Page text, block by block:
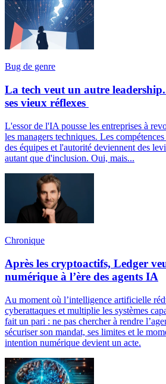
Bug de genre
La tech veut un autre
ses vieux réflexes
L'essor de l'IA pousse les entreprises à
les managers techniques. Les
des équipes et l'autorité deviennent des
autant que d'inclusion. Oui, mais...
Chronique
Après les cryptoactifs, Ledger
numérique à l’ère des agents IA
Au moment où l’intelligence artificielle
cyberattaques et multiplie les systèmes
fait un pari : ne pas chercher à rendre
sécuriser son mandat, ses limites et le
intention numérique devient un acte.